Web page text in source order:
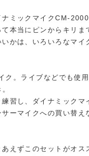
ミックマイクCM-2000
本当にピンからキリま
かは、いろいろなマイ
。ライブなどでも使用
習し、ダイナミックマ
ーマイクへの買い替え
えずこのセットがオス